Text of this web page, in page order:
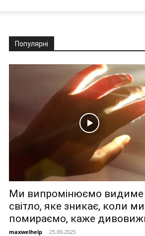
Популярні
Ми випромінюємо видиме
світло, яке зникає, коли ми
помираємо, каже
maxwelhelp - 25.09.2025